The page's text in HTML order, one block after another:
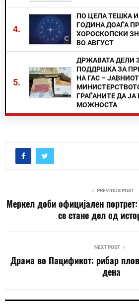
4.
ПО ЦЕЛА ТЕШКА
ГОДИНА ДОАЃА
ХОРОСКОПСКИ
ВО АВГУСТ
5.
ДРЖАВАТА ДЕЛИ
ПОДДРШКА ЗА
НА ГАС –
ГРАЃАНИТЕ ДА
МОЖНОСТА
PREVIOUS POST
Меркел доби официјален
се стане дел од
NEXT POST
Драма во Пацификот: рибар
дена